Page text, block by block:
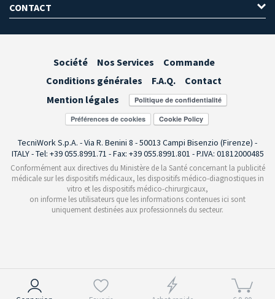
CONTACT
Société Nos Services
Commande
Conditions générales
F.A.Q.
Contact
Mention légales
Préférences de cookies
TecniWork S.p.A. - Via R. Benini 8 - 50013 Campi Bisenzio (Firenze) -
ITALY - Tel: +39 055.8991.71 - Fax: +39 055.8991.801 - P.IVA: 01812000485
Conformément aux directives du Ministère de la Santé concernant la publicité
médicale sur les dispositifs médicaux, les dispositifs médico-diagnostiques in
vitro et les dispositifs médico-chirurgicaux,
on informe les utilisateurs que les informations contenues ici sont
uniquement destinées aux professionnels du secteur.